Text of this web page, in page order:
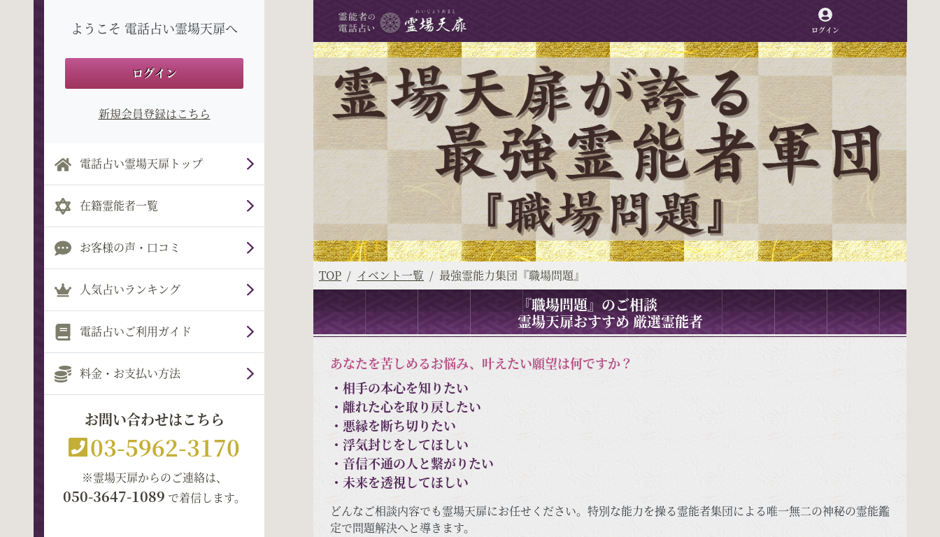
ようこそ 電話占い霊場天扉へ
ログイン
新規会員登録はこちら
電話占い霊場天扉トップ
在籍霊能者一覧
お客様の声・口コミ
人気占いランキング
電話占いご利用ガイド
料金・お支払い方法
お問い合わせはこちら
03-5962-3170
※霊場天扉からのご連絡は、
050-3647-1089 で着信します。
ログイン
TOP イベント一覧 最強霊能力集団『職場問題』
『職場問題』のご相談
霊場天扉おすすめ 厳選霊能者
あなたを苦しめるお悩み、叶えたい願望は何ですか？
・相手の本心を知りたい
・離れた心を取り戻したい
・悪縁を断ち切りたい
・浮気封じをしてほしい
・音信不通の人と繋がりたい
・未来を透視してほしい
どんなご相談内容でも霊場天扉にお任せください。特別な能力を操る霊能者集団による唯一無二の神秘の霊能鑑
定で問題解決へと導きます。